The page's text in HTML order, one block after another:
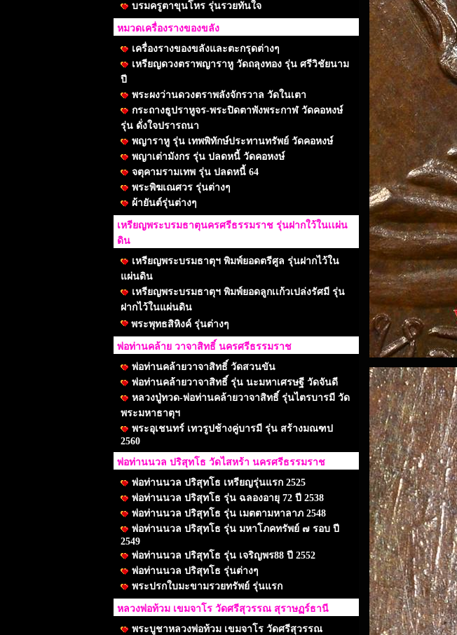
บรมครูตาขุนโหร รุ่นรวยทันใจ
หมวดเครื่องรางของขลัง
เครื่องรางของขลังและตะกรุดต่างๆ
เหรียญดวงตราพญาราหู วัดถลุงทอง รุ่น ศรีวิชัยนาม
ปี
พระผงว่านดวงตราพลังจักรวาล วัดในเตา
กระถางธูปราหูจร-พระปิดตาพังพระกาฬ วัดคอหงษ์
รุ่น ดั่งใจปรารถนา
พญาราหู รุ่น เทพพิทักษ์ประทานทรัพย์ วัดคอหงษ์
พญาเต่ามังกร รุ่น ปลดหนี้ วัดคอหงษ์
จตุคามรามเทพ รุ่น ปลดหนี้ 64
พระพิฆเณศวร รุ่นต่างๆ
ผ้ายันต์รุ่นต่างๆ
เหรียญพระบรมธาตุนครศรีธรรมราช รุ่นฝากใว้ในเเผ่น
ดิน
เหรียญพระบรมธาตุฯ พิมพ์ยอดตรีศูล รุ่นฝากไว้ใน
แผ่นดิน
เหรียญพระบรมธาตุฯ พิมพ์ยอดลูกเเก้วเปล่งรัศมี รุ่น
ฝากไว้ในแผ่นดิน
พระพุทธสิหิงค์ รุ่นต่างๆ
พ่อท่านคล้าย วาจาสิทธิ์ นครศรีธรรมราช
พ่อท่านคล้ายวาจาสิทธิ์ วัดสวนขัน
พ่อท่านคล้ายวาจาสิทธิ์ รุ่น นะมหาเศรษฐี วัดจันดี
หลวงปู่ทวด-พ่อท่านคล้ายวาจาสิทธิ์ รุ่นไตรบารมี วัด
พระมหาธาตุฯ
พระอุเชนทร์ เทวรูปช้างคู่บารมี รุ่น สร้างมณฑป
2560
พ่อท่านนวล ปริสุทโธ วัดไสหร้า นครศรีธรรมราช
พ่อท่านนวล ปริสุทโธ เหรียญรุ่นแรก 2525
พ่อท่านนวล ปริสุทโธ รุ่น ฉลองอายุ 72 ปี 2538
พ่อท่านนวล ปริสุทโธ รุ่น เมตตามหาลาภ 2548
พ่อท่านนวล ปริสุทโธ รุ่น มหาโภคทรัพย์ ๗ รอบ ปี
2549
พ่อท่านนวล ปริสุทโธ รุ่น เจริญพร88 ปี 2552
พ่อท่านนวล ปริสุทโธ รุ่นต่างๆ
พระปรกใบมะขามรวยทรัพย์ รุ่นแรก
หลวงพ่อท้วม เขมจาโร วัดศรีสุวรรณ สุราษฏร์ธานี
พระบูชาหลวงพ่อท้วม เขมจาโร วัดศรีสุวรรณ